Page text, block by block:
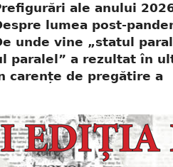
ale anului
lumea post-
unde vine „statul
paralel” a rezultat în
carențe de pregătire a